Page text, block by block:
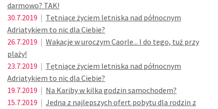
darmowo? TAK!
30.7.2019 | Tętniące życiem letniska nad północnym
Adriatykiem to nic dla Ciebie?
26.7.2019 | Wakacje w uroczym Caorle... I do tego, tuż przy
plaży!
23.7.2019 | Tętniące życiem letniska nad północnym
Adriatykiem to nic dla Ciebie?
19.7.2019 | Na Kariby w kilka godzin samochodem?
15.7.2019 | Jedna z najlepszych ofert pobytu dla rodzin z